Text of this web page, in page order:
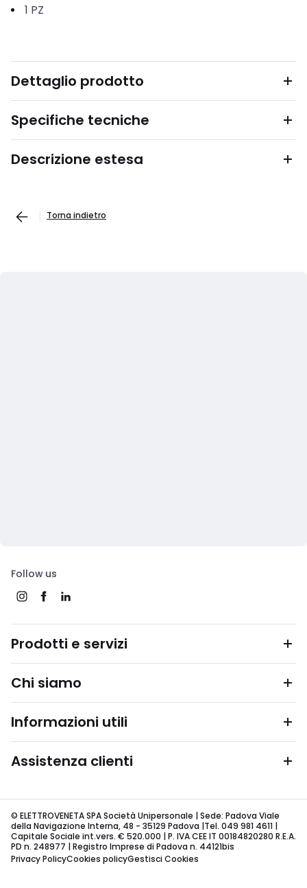
1 PZ
Dettaglio prodotto
Specifiche tecniche
Descrizione estesa
Torna indietro
Follow us
Prodotti e servizi
Chi siamo
Informazioni utili
Assistenza clienti
© ELETTROVENETA SPA Società Unipersonale | Sede: Padova Viale
della Navigazione Interna, 48 - 35129 Padova |Tel. 049 981 4611 |
Capitale Sociale int.vers. € 520.000 | P. IVA CEE IT 00184820280 R.E.A.
PD n. 248977 | Registro Imprese di Padova n. 44121bis
Privacy PolicyCookies policyGestisci Cookies